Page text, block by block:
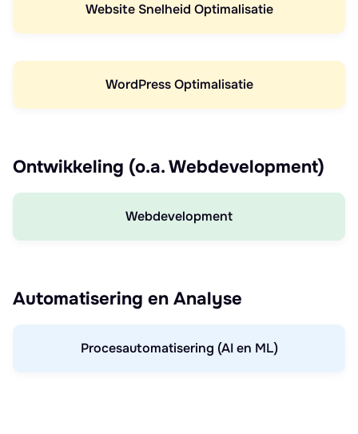
Website Snelheid Optimalisatie
WordPress Optimalisatie
Ontwikkeling (o.a. Webdevelopment)
Webdevelopment
Automatisering en Analyse
Procesautomatisering (AI en ML)